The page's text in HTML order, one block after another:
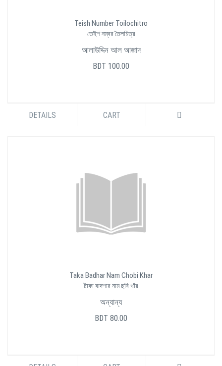
Teish Number Toilochitro
তেইশ নম্বর তৈলচিত্র
আলাউদ্দিন আল আজাদ
BDT 100.00
DETAILS CART
Taka Badhar Nam Chobi Khar
টাকা বাদশার নাম ছবি খাঁর
অন্যান্য
BDT 80.00